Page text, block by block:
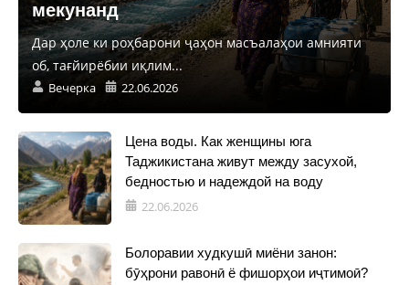
мекунанд
Дар ҳоле ки роҳбарони ҷаҳон масъалаҳои амнияти
об, тағйирёбии иқлим...
Вечерка 22.06.2026
Цена воды. Как женщины юга
Таджикистана живут между засухой,
бедностью и надеждой на воду
22.06.2026
Болоравии худкушӣ миёни занон:
бӯҳрони равонӣ ё фишорҳои иҷтимоӣ?